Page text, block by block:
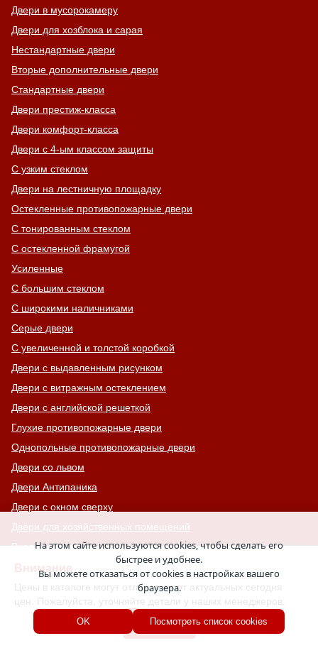
Внимание
Цены в каталоге могут отличаться от актуальных сегодня
цен. Пожалуйста, уточняйте детали у наших менеджеров.
Хорошо
Двери в мусорокамеру
Двери для хозблока и сарая
Нестандартные двери
Вторые дополнительные двери
Стандартные двери
Двери престиж-класса
Двери комфорт-класса
Двери с 4-ым классом защиты
С узким стеклом
Двери на лестничную площадку
Остекленные противопожарные двери
С тонированным стеклом
С остекленной фрамугой
Усиленные
С большим стеклом
С широкими наличниками
Серые двери
С увеличенной и толстой коробкой
Двери с выдавленным рисунком
Двери с витражным остеклением
Двери с английской решеткой
Глухие противопожарные двери
Однопольные противопожарные двери
Двери со львом
Двери Антипаника
Двери с окном сверху
Двери для хозяйственных помещений
Входные группы
Входные двери с кнокером
Двери с капителью
Двери для баров, кафе и ресторанов
Двупольные противопожарные двери
На этом сайте используются cookies, чтобы сделать его
быстрее и удобнее.
Вы можете отказаться от cookies в настройках вашего
браузера.
OK Посмотреть список cookies